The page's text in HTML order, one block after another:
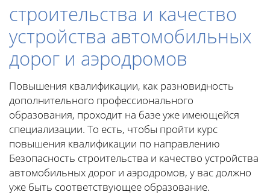
строительства и качество
устройства автомобильных
дорог и аэродромов
Повышения квалификации, как разновидность
дополнительного профессионального
образования, проходит на базе уже имеющейся
специализации. То есть, чтобы пройти курс
повышения квалификации по направлению
Безопасность строительства и качество устройства
автомобильных дорог и аэродромов, у вас должно
уже быть соответствующее образование.